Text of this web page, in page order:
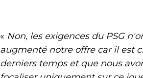
« Non, les exigences du PSG
augmenté notre offre car il est
derniers temps et que nous